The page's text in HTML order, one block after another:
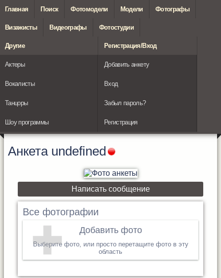
Главная Поиск Фотомодели Модели Фотографы
Визажисты Видеографы Фотостудии
Другие
Актеры
Вокалисты
Танцоры
Шоу программы
Регистрация/Вход
Добавить анкету
Вход
Забыл пароль?
Регистрация
Анкета undefined
Написать сообщение
Все фотографии
Добавить фото
Выберите фото, или просто перетащите фото в эту
область